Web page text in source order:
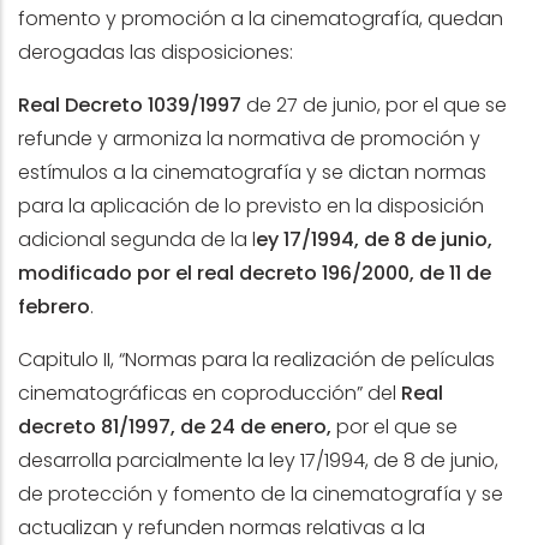
fomento y promoción a la cinematografía, quedan
derogadas las disposiciones:
Real Decreto 1039/1997 de 27 de junio, por el que se
refunde y armoniza la normativa de promoción y
estímulos a la cinematografía y se dictan normas
para la aplicación de lo previsto en la disposición
adicional segunda de la ley 17/1994, de 8 de junio,
modificado por el real decreto 196/2000, de 11 de
febrero.
Capitulo II, “Normas para la realización de películas
cinematográficas en coproducción” del Real
decreto 81/1997, de 24 de enero, por el que se
desarrolla parcialmente la ley 17/1994, de 8 de junio,
de protección y fomento de la cinematografía y se
actualizan y refunden normas relativas a la